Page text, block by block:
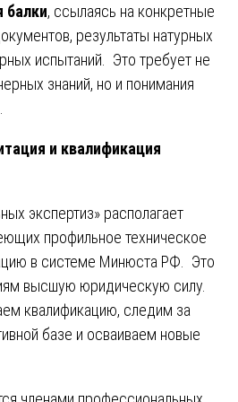
балки, ссылаясь на конкретные
результаты натурных
испытаний. Это требует не
знаний, но и понимания
и квалификация
экспертиз» располагает
профильное техническое
в системе Минюста РФ. Это
высшую юридическую силу.
квалификацию, следим за
базе и осваиваем новые